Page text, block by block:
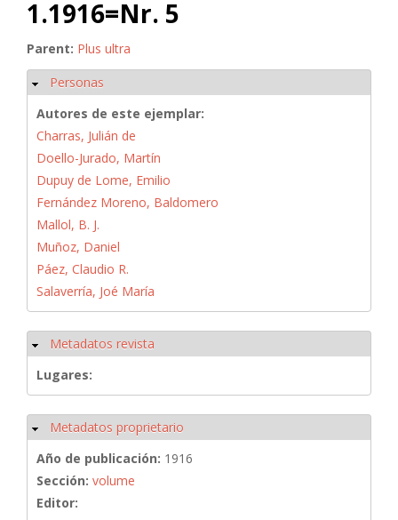
1.1916=Nr. 5
Parent: Plus ultra
Ocultar
Personas
Autores de este ejemplar:
Charras, Julián de
Doello-Jurado, Martín
Dupuy de Lome, Emilio
Fernández Moreno, Baldomero
Mallol, B. J.
Muñoz, Daniel
Páez, Claudio R.
Salaverría, Joé María
Ocultar
Metadatos revista
Lugares:
Ocultar
Metadatos proprietario
Año de publicación: 1916
Sección: volume
Editor: